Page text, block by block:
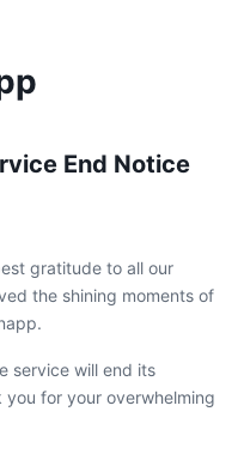
End Notice
gratitude to all our
the shining moments of
service will end its
for your overwhelming